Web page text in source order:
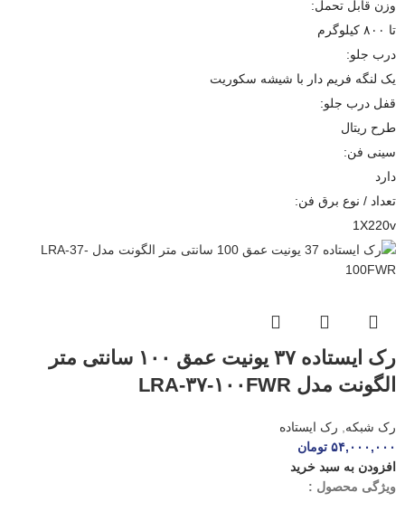
وزن قابل تحمل:
تا ۸۰۰ کیلوگرم
درب جلو:
یک لنگه فریم دار با شیشه سکوریت
قفل درب جلو:
طرح ریتال
سینی فن:
دارد
تعداد / نوع برق فن:
1X220v
رک ایستاده ۳۷ یونیت عمق ۱۰۰ سانتی متر
الگونت مدل LRA-۳۷-۱۰۰FWR
رک شبکه
رک ایستاده
۵۴,۰۰۰,۰۰۰ تومان
افزودن به سبد خرید
ویژگی محصول :